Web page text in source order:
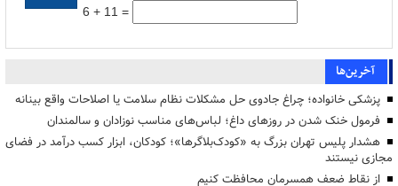
6 + 11 =
آخرین‌ها
پزشکی خانواده؛ چراغ جادوی حل مشکلات نظام سلامت یا اصلاحات واقع بینانه
فرمول خنک شدن در روزهای داغ؛ لباس‌های مناسب نوزادان و سالمندان
هشدار پلیس تهران بزرگ به «کودک‌بلاگرها»؛ کودکان، ابزار کسب درآمد در فضای
مجازی نیستند
از نقاط ضعف همسرمان محافظت کنیم